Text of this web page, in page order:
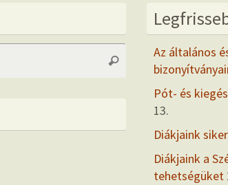
Search
Search
Az általános
Pót- és
13.
Diákjaink
Diákjaink a
tehetségüket